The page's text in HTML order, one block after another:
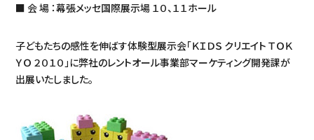
■ 会 場 ：幕張メッセ国際展示場 １０、１１ホール
子どもたちの感性を伸ばす体験型展示会「ＫＩＤＳ クリエイト ＴＯＫ
ＹＯ ２０１０」に弊社のレントオール事業部マーケティング開発課が
出展いたしました。